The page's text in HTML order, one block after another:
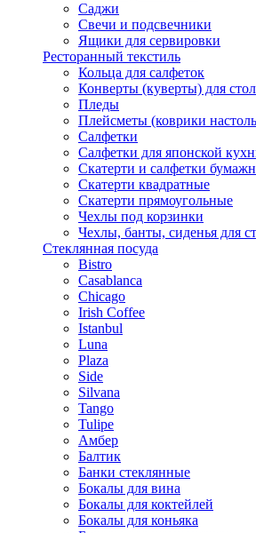
Саджи
Свечи и подсвечники
Ящики для сервировки
Ресторанный текстиль
Кольца для салфеток
Конверты (куверты) для
Пледы
Плейсметы (коврики
Салфетки
Салфетки для японской
Скатерти и салфетки
Скатерти квадратные
Скатерти прямоугольные
Чехлы под корзинки
Чехлы, банты, сиденья для
Стеклянная посуда
Bistro
Casablanca
Chicago
Irish Coffee
Istanbul
Luna
Plaza
Side
Silvana
Tango
Tulipe
Амбер
Балтик
Банки стеклянные
Бокалы для вина
Бокалы для коктейлей
Бокалы для коньяка